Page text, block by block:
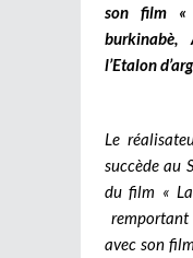
son film «
burkinabè,
l’Etalon
Le
succède au
du film «
remportant
avec son